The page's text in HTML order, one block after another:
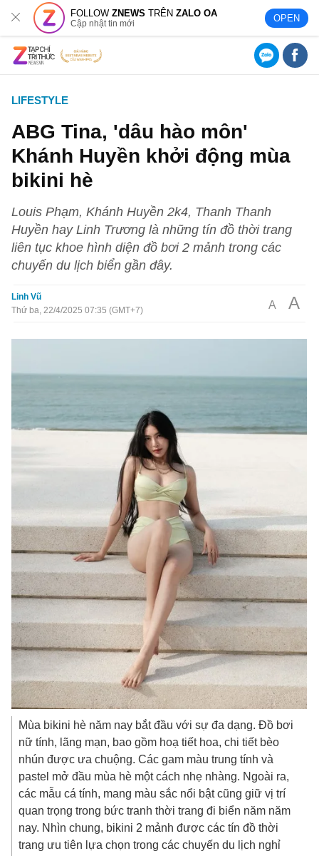
FOLLOWZNEWS TRÊNZALO OA
Cập nhật tin mới OPEN
LIFESTYLE
ABG Tina, 'dâu hào môn'
Khánh Huyền khởi động mùa
bikini hè
Louis Phạm, Khánh Huyền 2k4, Thanh Thanh
Huyền hay Linh Trương là những tín đồ thời trang
liên tục khoe hình diện đồ bơi 2 mảnh trong các
chuyến du lịch biển gần đây.
Linh Vũ
Thứ ba, 22/4/2025 07:35 (GMT+7)
A A
Mùa bikini hè năm nay bắt đầu với sự đa dạng. Đồ bơi
nữ tính, lãng mạn, bao gồm hoạ tiết hoa, chi tiết bèo
nhún được ưa chuộng. Các gam màu trung tính và
pastel mở đầu mùa hè một cách nhẹ nhàng. Ngoài ra,
các mẫu cá tính, mang màu sắc nổi bật cũng giữ vị trí
quan trọng trong bức tranh thời trang đi biển năm năm
nay. Nhìn chung, bikini 2 mảnh được các tín đồ thời
trang ưu tiên lựa chọn trong các chuyến du lịch nghỉ